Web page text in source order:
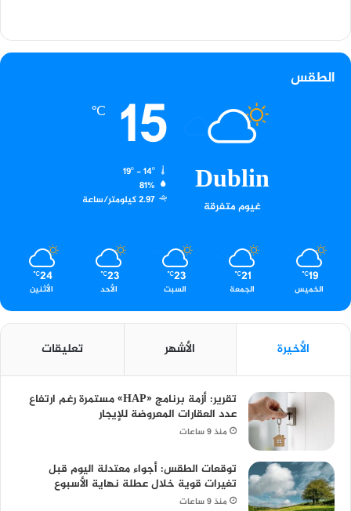
الطقس
Dublin
غيوم متفرقة
15
℃
19º - 14º
81%
2.97 كيلومتر/ساعة
19
℃
الخميس
21
℃
الجمعة
23
℃
السبت
23
℃
الأحد
24
℃
الأثنين
الأخيرة الأشهر تعليقات
تقرير: أزمة برنامج «HAP» مستمرة رغم ارتفاع
عدد العقارات المعروضة للإيجار
منذ 9 ساعات
توقعات الطقس: أجواء معتدلة اليوم قبل
تغيرات قوية خلال عطلة نهاية الأسبوع
منذ 9 ساعات